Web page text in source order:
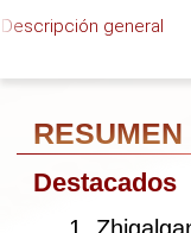
¿Qué no está
Kyzylkup -
Bozjyra -
Colmillos
Bozjyra - Bajo
Bozjyra - Bajo
Salar De Tuzbair